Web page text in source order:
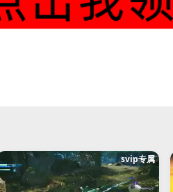
svip专属